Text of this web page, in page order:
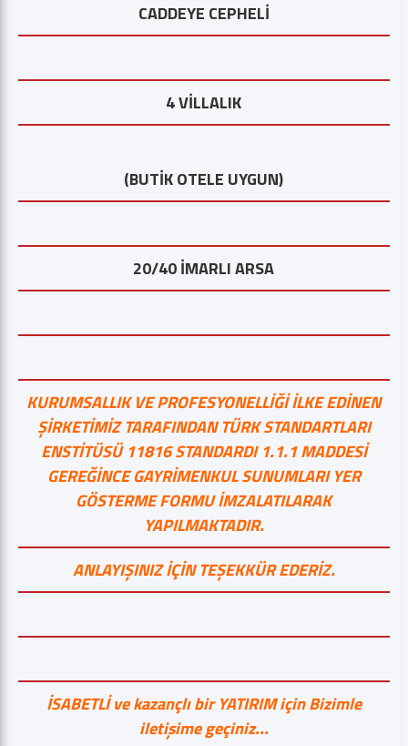
CADDEYE CEPHELİ
4 VİLLALIK
(BUTİK OTELE UYGUN)
20/40 İMARLI ARSA
KURUMSALLIK VE PROFESYONELLİĞİ İLKE EDİNEN
ŞİRKETİMİZ TARAFINDAN TÜRK STANDARTLARI
ENSTİTÜSÜ 11816 STANDARDI 1.1.1 MADDESİ
GEREĞİNCE GAYRİMENKUL SUNUMLARI YER
GÖSTERME FORMU İMZALATILARAK
YAPILMAKTADIR.
ANLAYIŞINIZ İÇİN TEŞEKKÜR EDERİZ.
İSABETLİ ve kazançlı bir YATIRIM için Bizimle
iletişime geçiniz...